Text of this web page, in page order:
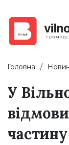
Головна
У